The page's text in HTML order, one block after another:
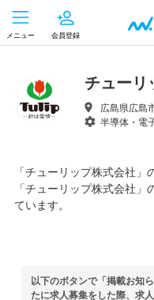
メニュー 会員登録
チューリ
広島県広島
半導体・電
「チューリップ株式会社」
「チューリップ株式会社
ています。
以下のボタンで「掲載お知
たに求人募集をした際、求